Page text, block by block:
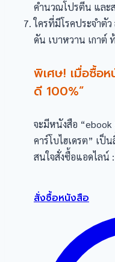
คำนวณโปรตีน และ
ใครที่มีโรคประจำตั
ดัน เบาหวาน เกาต์
พิเศษ! เมื่อซื้อ
ดี 100%”
จะมีหนังสือ “ebook
คาร์โบไฮเดรต” เป็
สนใจสั่งซื้อแอดไลน์ :
สั่งซื้อหนังสือ